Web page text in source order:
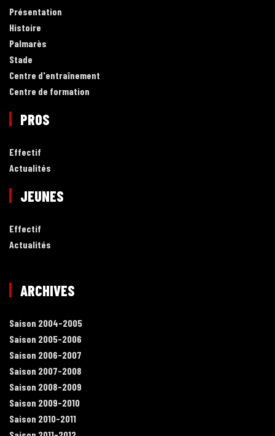
Présentation
Histoire
Palmarès
Stade
Centre d'entraînement
Centre de formation
PROS
Effectif
Actualités
JEUNES
Effectif
Actualités
ARCHIVES
Saison 2004-2005
Saison 2005-2006
Saison 2006-2007
Saison 2007-2008
Saison 2008-2009
Saison 2009-2010
Saison 2010-2011